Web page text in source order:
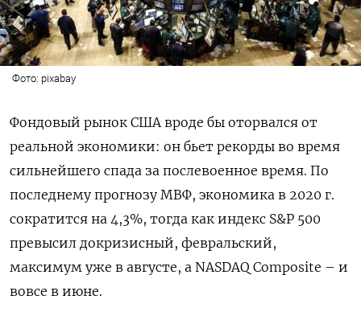
Фото: pixabay
Фондовый рынок США вроде бы оторвался от
реальной экономики: он бьет рекорды во время
сильнейшего спада за послевоенное время. По
последнему прогнозу МВФ, экономика в 2020 г.
сократится на 4,3%, тогда как индекс S&P 500
превысил докризисный, февральский,
максимум уже в августе, а NASDAQ Composite – и
вовсе в июне.